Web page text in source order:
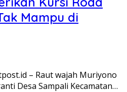
Mampu di
– Raut wajah Muriyono
Desa Sampali Kecamatan…